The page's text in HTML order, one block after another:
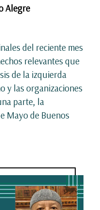
Alegre
del reciente mes
relevantes que
de la izquierda
y las organizaciones
parte, la
Mayo de Buenos